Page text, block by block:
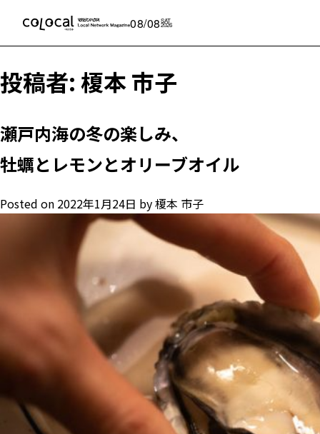
08/08SAT
2026
投稿者:榎本 市子
瀬戸内海の冬の楽しみ、
牡蠣とレモンとオリーブオイル
Posted on 2022年1月24日 by榎本 市子